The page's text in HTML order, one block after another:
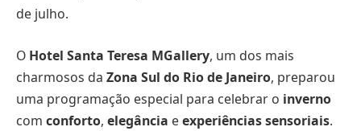
de julho.
O Hotel Santa Teresa MGallery, um dos mais
charmosos da Zona Sul do Rio de Janeiro, preparou
uma programação especial para celebrar o inverno
com conforto, elegância eexperiências sensoriais.